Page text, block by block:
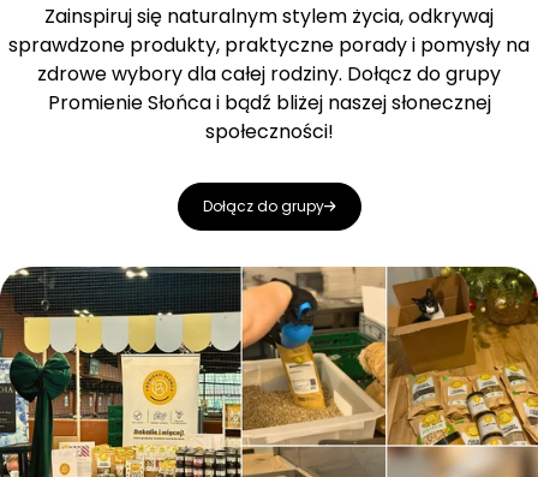
Zainspiruj się naturalnym stylem życia, odkrywaj
sprawdzone produkty, praktyczne porady i pomysły na
zdrowe wybory dla całej rodziny. Dołącz do grupy
Promienie Słońca i bądź bliżej naszej słonecznej
społeczności!
Dołącz do grupy